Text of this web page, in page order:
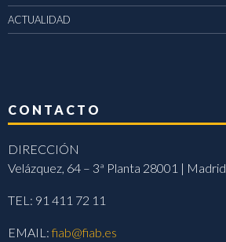
ACTUALIDAD
CONTACTO
DIRECCIÓN
Velázquez, 64 – 3ª Planta 28001 | Madrid
TEL: 91 411 72 11
EMAIL:fiab@fiab.es